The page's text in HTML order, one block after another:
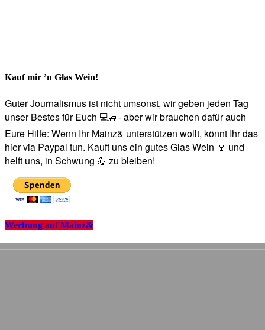
Kauf mir ’n Glas Wein!
Guter Journalismus ist nicht umsonst, wir geben jeden Tag
unser Bestes für Euch 💻🚙- aber wir brauchen dafür auch
Eure Hilfe: Wenn Ihr Mainz& unterstützen wollt, könnt Ihr das
hier via Paypal tun. Kauft uns ein gutes Glas Wein 🍷 und
helft uns, in Schwung 💪 zu bleiben!
Werbung auf Mainz&